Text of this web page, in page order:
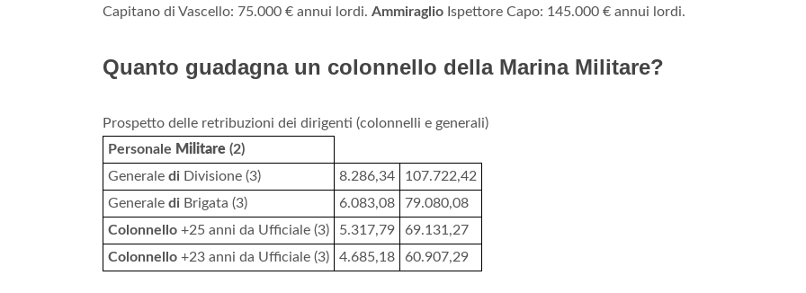
Capitano di Vascello: 75.000 € annui lordi. Ammiraglio Ispettore Capo: 145.000 € annui lordi.
Quanto guadagna un colonnello della Marina Militare?
Prospetto delle retribuzioni dei dirigenti (colonnelli e generali)
Personale Militare (2)
Generale di Divisione (3) 8.286,34
​​107.722,42
Generale di Brigata (3) 6.083,08
79.080,08
Colonnello +25 anni da Ufficiale (3) 5.317,79
69.131,27
Colonnello +23 anni da Ufficiale (3) 4.685,18 60.907,29